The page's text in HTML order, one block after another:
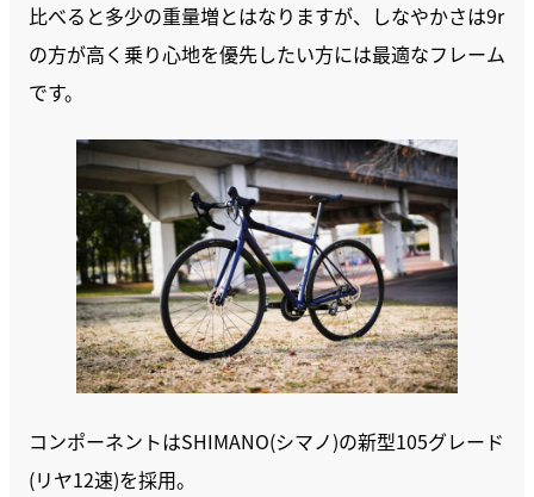
比べると多少の重量増とはなりますが、しなやかさは9r
の方が高く乗り心地を優先したい方には最適なフレーム
です。
コンポーネントはSHIMANO(シマノ)の新型105グレード
(リヤ12速)を採用。